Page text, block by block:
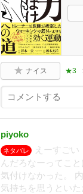
ナイス ★3
piyoko
ネタバレ
えーすご
んだろなーってこ
気付けなかった。
気持ちを思うといた